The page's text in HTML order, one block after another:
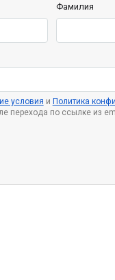
Фамилия
условия и Политика
перехода по ссылке из